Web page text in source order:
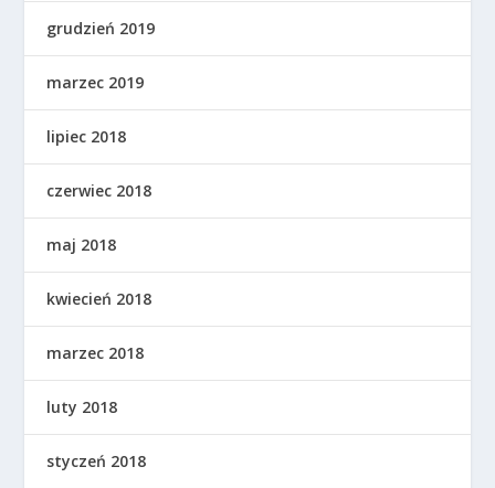
grudzień 2019
marzec 2019
lipiec 2018
czerwiec 2018
maj 2018
kwiecień 2018
marzec 2018
luty 2018
styczeń 2018